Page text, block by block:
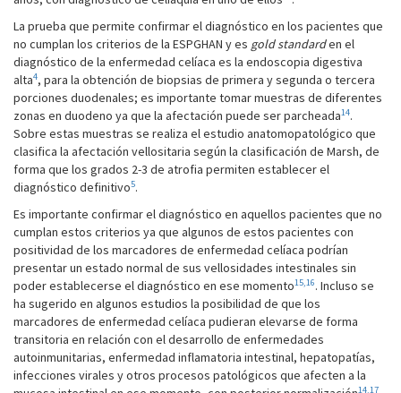
La prueba que permite confirmar el diagnóstico en los pacientes que
no cumplan los criterios de la ESPGHAN y es gold standarden el
diagnóstico de la enfermedad celíaca es la endoscopia digestiva
alta4, para la obtención de biopsias de primera y segunda o tercera
porciones duodenales; es importante tomar muestras de diferentes
zonas en duodeno ya que la afectación puede ser parcheada14.
Sobre estas muestras se realiza el estudio anatomopatológico que
clasifica la afectación vellositaria según la clasificación de Marsh, de
forma que los grados 2-3 de atrofia permiten establecer el
diagnóstico definitivo5.
Es importante confirmar el diagnóstico en aquellos pacientes que no
cumplan estos criterios ya que algunos de estos pacientes con
positividad de los marcadores de enfermedad celíaca podrían
presentar un estado normal de sus vellosidades intestinales sin
poder establecerse el diagnóstico en ese momento15,16. Incluso se
ha sugerido en algunos estudios la posibilidad de que los
marcadores de enfermedad celíaca pudieran elevarse de forma
transitoria en relación con el desarrollo de enfermedades
autoinmunitarias, enfermedad inflamatoria intestinal, hepatopatías,
infecciones virales y otros procesos patológicos que afecten a la
14,17